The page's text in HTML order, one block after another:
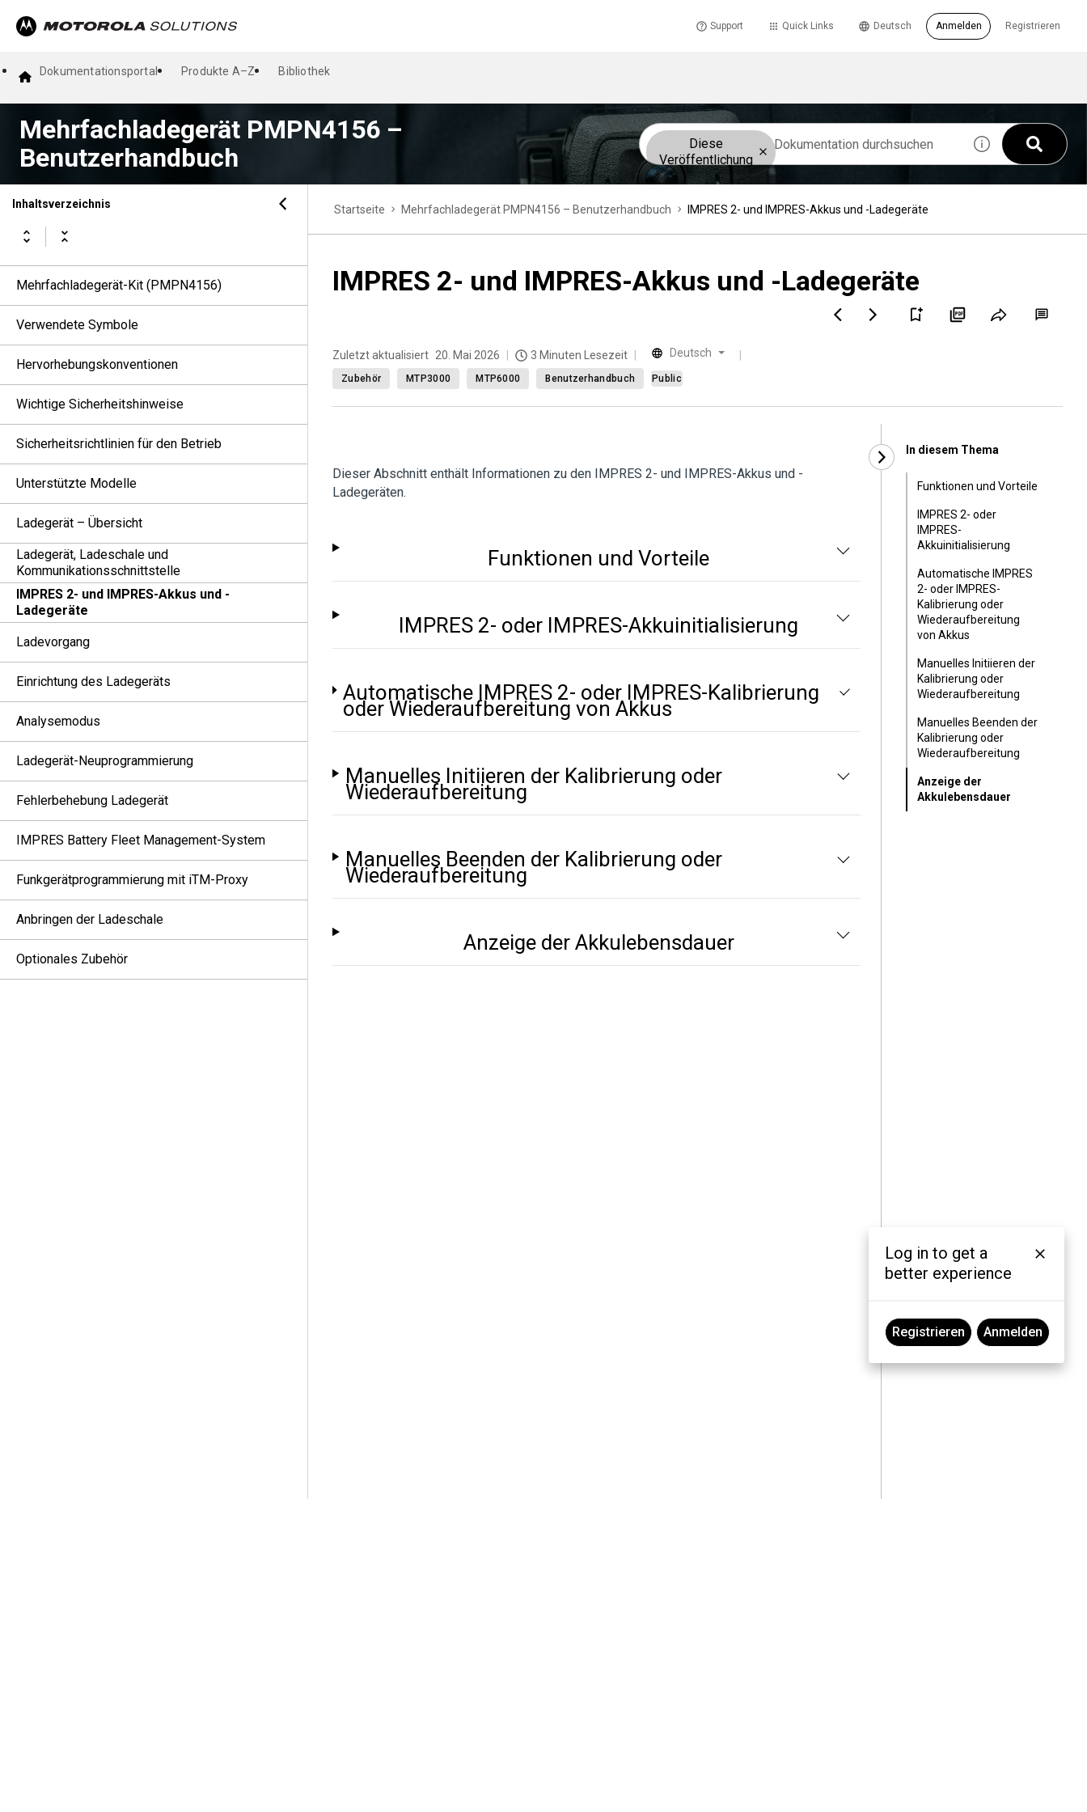
Support Quick Links Registrieren
Deutsch Anmelden
Dokumentationsportal Produkte A–Z Bibliothek
Mehrfachladegerät PMPN4156 –
Benutzerhandbuch
Diese
Veröffentlichung
Inhaltsverzeichnis
Mehrfachladegerät-Kit (PMPN4156)
Verwendete Symbole
Hervorhebungskonventionen
Wichtige Sicherheitshinweise
Sicherheitsrichtlinien für den Betrieb
Unterstützte Modelle
Ladegerät – Übersicht
Ladegerät, Ladeschale und
Kommunikationsschnittstelle
IMPRES 2- und IMPRES-Akkus und -
Ladegeräte
Ladevorgang
Einrichtung des Ladegeräts
Analysemodus
Ladegerät-Neuprogrammierung
Fehlerbehebung Ladegerät
IMPRES Battery Fleet Management-System
Funkgerätprogrammierung mit iTM-Proxy
Anbringen der Ladeschale
Optionales Zubehör
Startseite Mehrfachladegerät PMPN4156 – Benutzerhandbuch IMPRES 2- und IMPRES-Akkus und -Ladegeräte
IMPRES 2- und IMPRES-Akkus und -Ladegeräte
Zuletzt aktualisiert 20. Mai 2026 3 Minuten Lesezeit Deutsch
Zubehör MTP3000 MTP6000 Benutzerhandbuch Public
Dieser Abschnitt enthält Informationen zu den IMPRES 2- und IMPRES-Akkus und -
Ladegeräten.
Funktionen und Vorteile
IMPRES 2- oder IMPRES-Akkuinitialisierung
Automatische IMPRES 2- oder IMPRES-Kalibrierung
oder Wiederaufbereitung von Akkus
Manuelles Initiieren der Kalibrierung oder
Wiederaufbereitung
Manuelles Beenden der Kalibrierung oder
Wiederaufbereitung
Anzeige der Akkulebensdauer
In diesem Thema
Funktionen und Vorteile
IMPRES 2- oder
IMPRES-
Akkuinitialisierung
Automatische IMPRES
2- oder IMPRES-
Kalibrierung oder
Wiederaufbereitung
von Akkus
Manuelles Initiieren der
Kalibrierung oder
Wiederaufbereitung
Manuelles Beenden der
Kalibrierung oder
Wiederaufbereitung
Anzeige der
Akkulebensdauer
Log in to get a
better experience
Registrieren Anmelden